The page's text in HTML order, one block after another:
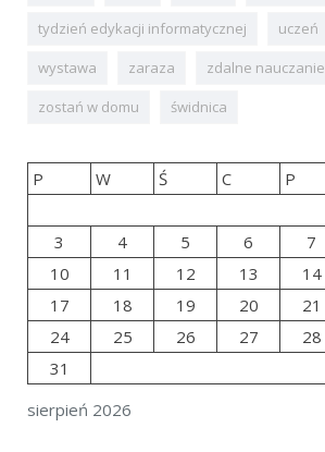
tydzień edykacji informatycznej
uczeń
wystawa
zaraza
zdalne nauczanie
zostań w domu
świdnica
sierpień 2026
P W Ś C P
3
4 5 6 7
10
11 12 13 14
17
18 19 20 21
24
25 26 27 28
31